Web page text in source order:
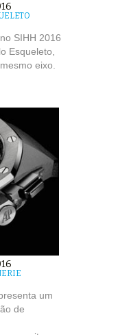
SIHH 2016
Esqueleto,
eixo.
um
de